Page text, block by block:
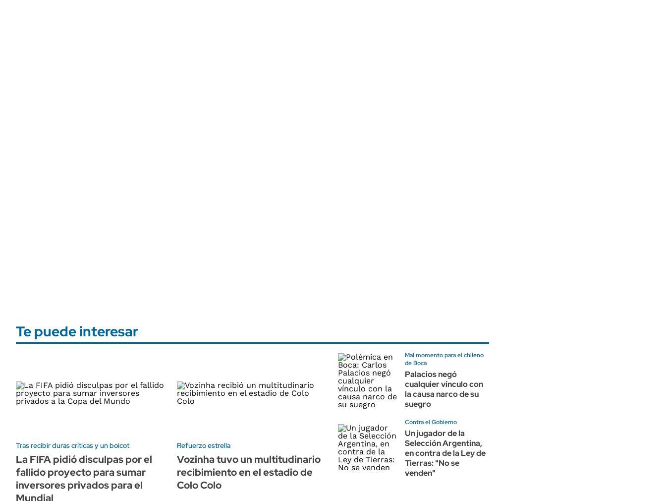
Te puede interesar
Tras recibir duras críticas y un boicot
La FIFA pidió disculpas por el
fallido proyecto para sumar
inversores privados para el
Mundial
Refuerzo estrella
Vozinha tuvo un multitudinario
recibimiento en el estadio de
Colo Colo
Mal momento para el chileno
de Boca
Palacios negó
cualquier vínculo con
la causa narco de su
suegro
Contra el Gobierno
Un jugador de la
Selección Argentina,
en contra de la Ley de
Tierras: "No se
venden"